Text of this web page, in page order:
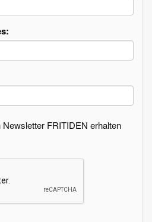
FRITIDEN erhalten